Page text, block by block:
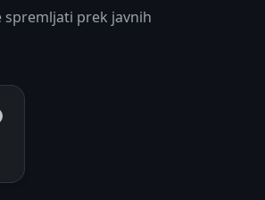
spremljati prek javnih